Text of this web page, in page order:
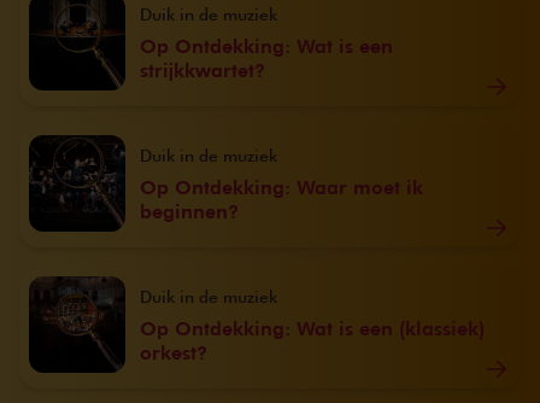
Op Ontdekking: Wat is een
strijkkwartet?
Duik in de muziek
Op Ontdekking: Waar moet ik
beginnen?
Duik in de muziek
Op Ontdekking: Wat is een (klassiek)
orkest?
Duik in de muziek